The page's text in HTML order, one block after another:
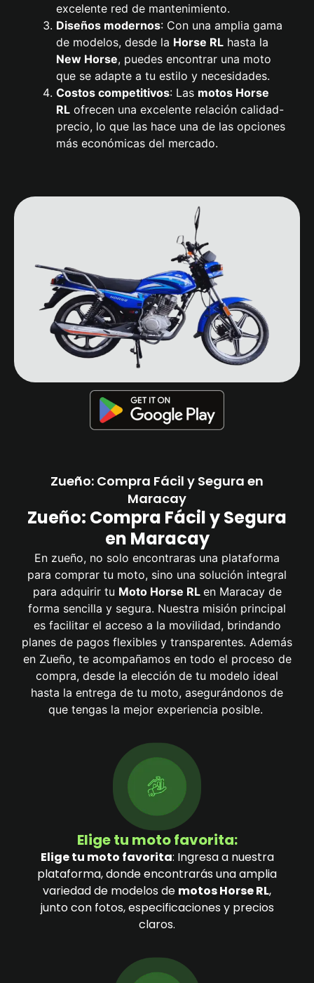
excelente red de mantenimiento.
Diseños modernos: Con una amplia gama
de modelos, desde la Horse RL hasta la
New Horse, puedes encontrar una moto
que se adapte a tu estilo y necesidades.
Costos competitivos: Las motos Horse
RL ofrecen una excelente relación calidad-
precio, lo que las hace una de las opciones
más económicas del mercado.
Zueño: Compra Fácil y Segura en
Maracay
Zueño: Compra Fácil y Segura
en Maracay
En zueño, no solo encontraras una plataforma
para comprar tu moto, sino una solución integral
para adquirir tu Moto Horse RL en Maracay de
forma sencilla y segura. Nuestra misión principal
es facilitar el acceso a la movilidad, brindando
planes de pagos flexibles y transparentes. Además
en Zueño, te acompañamos en todo el proceso de
compra, desde la elección de tu modelo ideal
hasta la entrega de tu moto, asegurándonos de
que tengas la mejor experiencia posible.
Elige tu moto favorita:
Elige tu moto favorita: Ingresa a nuestra
plataforma, donde encontrarás una amplia
variedad de modelos de motos Horse RL,
junto con fotos, especificaciones y precios
claros.